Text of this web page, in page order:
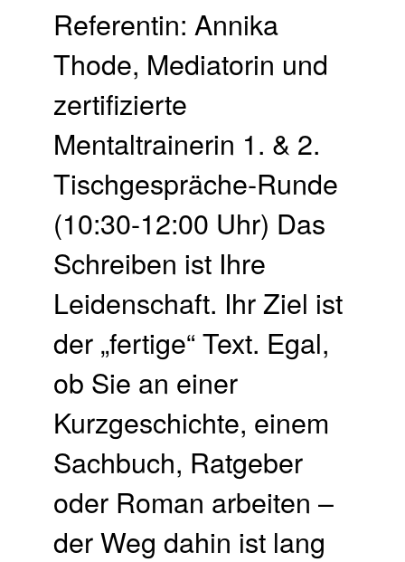
Referentin: Annika
Thode, Mediatorin und
zertifizierte
Mentaltrainerin 1. & 2.
Tischgespräche-Runde
(10:30-12:00 Uhr) Das
Schreiben ist Ihre
Leidenschaft. Ihr Ziel ist
der „fertige“ Text. Egal,
ob Sie an einer
Kurzgeschichte, einem
Sachbuch, Ratgeber
oder Roman arbeiten –
der Weg dahin ist lang